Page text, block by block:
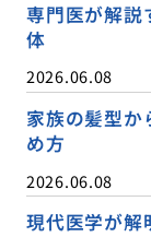
専門医が解説
体
2026.06.08
家族の髪型
め方
2026.06.08
現代医学が解